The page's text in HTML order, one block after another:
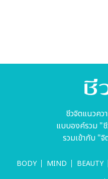
ชีวจิตแนวคว
แบบองค์รวม "
รวมเข้ากับ "
BODY MIND BEAUTY